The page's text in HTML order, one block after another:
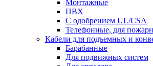
Монтажные
ПВХ
С одобрением UL/CSA
Телефонные, для
Кабели для подъемных и
Барабанные
Для подвижных систем